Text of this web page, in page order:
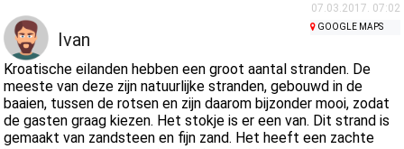
webcams
Ontmoet Kroatië
musea
07.03.2017. 07:02
Ivan
GOOGLE MAPS
Kroatische eilanden hebben een groot aantal stranden. De
meeste van deze zijn natuurlijke stranden, gebouwd in de
baaien, tussen de rotsen en zijn daarom bijzonder mooi, zodat
de gasten graag kiezen. Het stokje is er een van. Dit strand is
gemaakt van zandsteen en fijn zand. Het heeft een zachte